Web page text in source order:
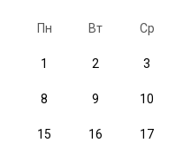
Пн Вт Ср
1 2 3
8 9 10
15 16 17